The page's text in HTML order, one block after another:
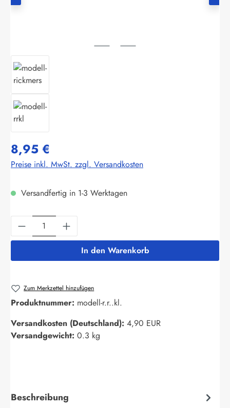
8,95 €
Preise inkl. MwSt. zzgl. Versandkosten
Versandfertig in 1-3 Werktagen
Produkt Anzahl: Gib den gewünschten
In den Warenkorb
Zum Merkzettel hinzufügen
Produktnummer: modell-r.r..kl.
Versandkosten (Deutschland): 4,90 EUR
Versandgewicht: 0.3 kg
Beschreibung